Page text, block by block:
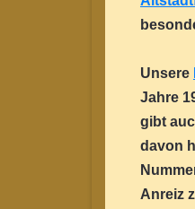
Unsere
Jahre
gibt
davon
Anreiz